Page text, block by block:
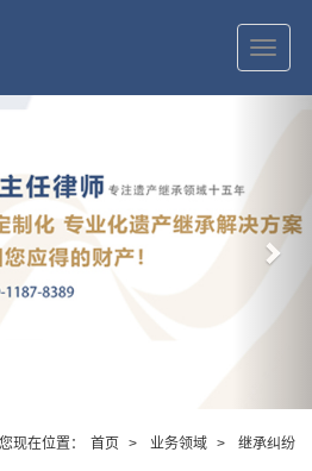
切
换
导
您现在位置： 首页 > 业务领域 > 继承纠纷